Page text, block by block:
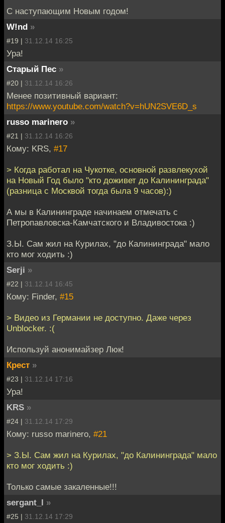
С наступающим Новым годом!
W!nd »
#19 | 31.12.14 16:25
Ура!
Старый Пес »
#20 | 31.12.14 16:26
Менее позитивный вариант:
https://www.youtube.com/watch?v=hUN2SVE6D_s
russo marinero »
#21 | 31.12.14 16:26
Кому: KRS, #17
> Когда работал на Чукотке, основной развлекухой
на Новый Год было "кто доживет до Калининграда"
(разница с Москвой тогда была 9 часов):)
А мы в Калининграде начинаем отмечать с
Петропавловска-Камчатского и Владивостока :)
З.Ы. Сам жил на Курилах, "до Калининграда" мало
кто мог ходить :)
Serji »
#22 | 31.12.14 16:45
Кому: Finder, #15
> Видео из Германии не доступно. Даже через
Unblocker. :(
Используй анонимайзер Люк!
Крест »
#23 | 31.12.14 17:16
Ура!
KRS »
#24 | 31.12.14 17:29
Кому: russo marinero, #21
> З.Ы. Сам жил на Курилах, "до Калининграда" мало
кто мог ходить :)
Только самые закаленные!!!
sergant_l »
#25 | 31.12.14 17:29